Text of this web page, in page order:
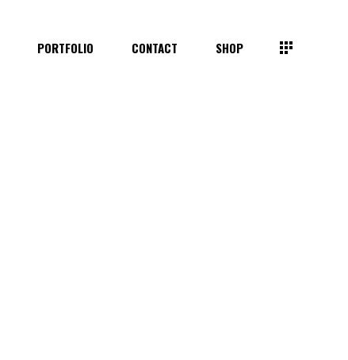
PORTFOLIO CONTACT SHOP